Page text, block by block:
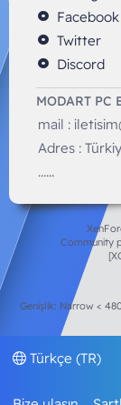
Facebook
Twitter
Discord
MODART
mail :
Adres :
......
Community
Genişlik
Türkçe (TR)